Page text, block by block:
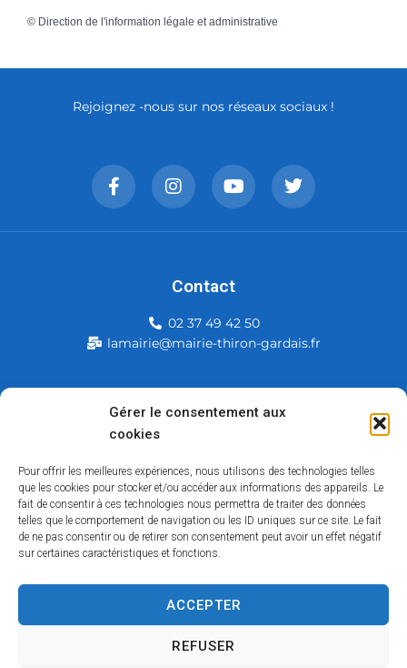
Gérer le consentement aux
cookies
Pour offrir les meilleures expériences, nous utilisons des technologies telles
que les cookies pour stocker et/ou accéder aux informations des appareils. Le
fait de consentir à ces technologies nous permettra de traiter des données
telles que le comportement de navigation ou les ID uniques sur ce site. Le fait
de ne pas consentir ou de retirer son consentement peut avoir un effet négatif
sur certaines caractéristiques et fonctions.
ACCEPTER
REFUSER
© Direction de l'information légale et administrative
Mairie de Thiron-Gardais
28480 Thiron-Gardais
Rejoignez -nous sur nos réseaux sociaux !
Contact
02 37 49 42 50
lamairie@mairie-thiron-gardais.fr
Traitement de données personnelles